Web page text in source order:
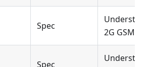
Spec
2G GSM-
Spec